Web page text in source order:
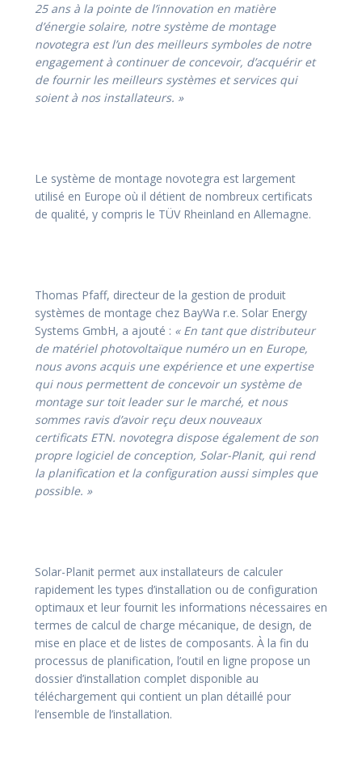
25 ans à la pointe de l’innovation en matière
d’énergie solaire, notre système de montage
novotegra est l’un des meilleurs symboles de notre
engagement à continuer de concevoir, d’acquérir et
de fournir les meilleurs systèmes et services qui
soient à nos installateurs. »
Le système de montage novotegra est largement
utilisé en Europe où il détient de nombreux certificats
de qualité, y compris le TÜV Rheinland en Allemagne.
Thomas Pfaff, directeur de la gestion de produit
systèmes de montage chez BayWa r.e. Solar Energy
Systems GmbH, a ajouté : « En tant que distributeur
de matériel photovoltaïque numéro un en Europe,
nous avons acquis une expérience et une expertise
qui nous permettent de concevoir un système de
montage sur toit leader sur le marché, et nous
sommes ravis d’avoir reçu deux nouveaux
certificats ETN. novotegra dispose également de son
propre logiciel de conception, Solar-Planit, qui rend
la planification et la configuration aussi simples que
possible. »
Solar-Planit permet aux installateurs de calculer
rapidement les types d’installation ou de configuration
optimaux et leur fournit les informations nécessaires en
termes de calcul de charge mécanique, de design, de
mise en place et de listes de composants. À la fin du
processus de planification, l’outil en ligne propose un
dossier d’installation complet disponible au
téléchargement qui contient un plan détaillé pour
l’ensemble de l’installation.